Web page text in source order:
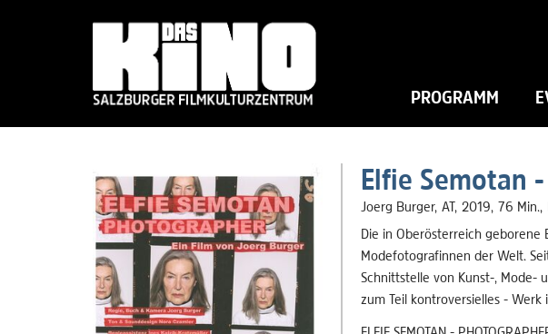
PROGRAMM
Elfie Semotan
Joerg Burger AT 2019 76 Min.
Die in Oberösterreich
Modefotografinnen der Welt.
Schnittstelle von Kunst-, Mode-
zum Teil kontroversielles -